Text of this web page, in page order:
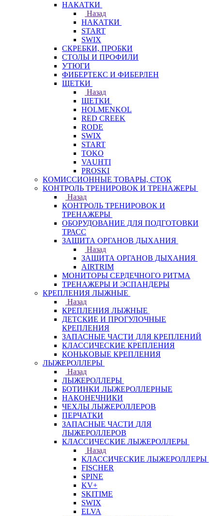
НАКАТКИ
Назад
НАКАТКИ
START
SWIX
СКРЕБКИ, ПРОБКИ
СТОЛЫ И ПРОФИЛИ
УТЮГИ
ФИБЕРТЕКС И ФИБЕРЛЕН
ЩЕТКИ
Назад
ЩЕТКИ
HOLMENKOL
RED CREEK
RODE
SWIX
START
TOKO
VAUHTI
PROSKI
КОМИССИОННЫЕ ТОВАРЫ, СТОК
КОНТРОЛЬ ТРЕНИРОВОК И ТРЕНАЖЕРЫ
Назад
КОНТРОЛЬ ТРЕНИРОВОК И
ТРЕНАЖЕРЫ
ОБОРУДОВАНИЕ ДЛЯ ПОДГОТОВКИ
ТРАСС
ЗАЩИТА ОРГАНОВ ДЫХАНИЯ
Назад
ЗАЩИТА ОРГАНОВ ДЫХАНИЯ
AIRTRIM
МОНИТОРЫ СЕРДЕЧНОГО РИТМА
ТРЕНАЖЕРЫ И ЭСПАНДЕРЫ
КРЕПЛЕНИЯ ЛЫЖНЫЕ
Назад
КРЕПЛЕНИЯ ЛЫЖНЫЕ
ДЕТСКИЕ И ПРОГУЛОЧНЫЕ
КРЕПЛЕНИЯ
ЗАПАСНЫЕ ЧАСТИ ДЛЯ КРЕПЛЕНИЙ
КЛАССИЧЕСКИЕ КРЕПЛЕНИЯ
КОНЬКОВЫЕ КРЕПЛЕНИЯ
ЛЫЖЕРОЛЛЕРЫ
Назад
ЛЫЖЕРОЛЛЕРЫ
БОТИНКИ ЛЫЖЕРОЛЛЕРНЫЕ
НАКОНЕЧНИКИ
ЧЕХЛЫ ЛЫЖЕРОЛЛЕРОВ
ПЕРЧАТКИ
ЗАПАСНЫЕ ЧАСТИ ДЛЯ
ЛЫЖЕРОЛЛЕРОВ
КЛАССИЧЕСКИЕ ЛЫЖЕРОЛЛЕРЫ
Назад
КЛАССИЧЕСКИЕ ЛЫЖЕРОЛЛЕРЫ
FISCHER
SPINE
KV+
SKITIME
SWIX
ELVA